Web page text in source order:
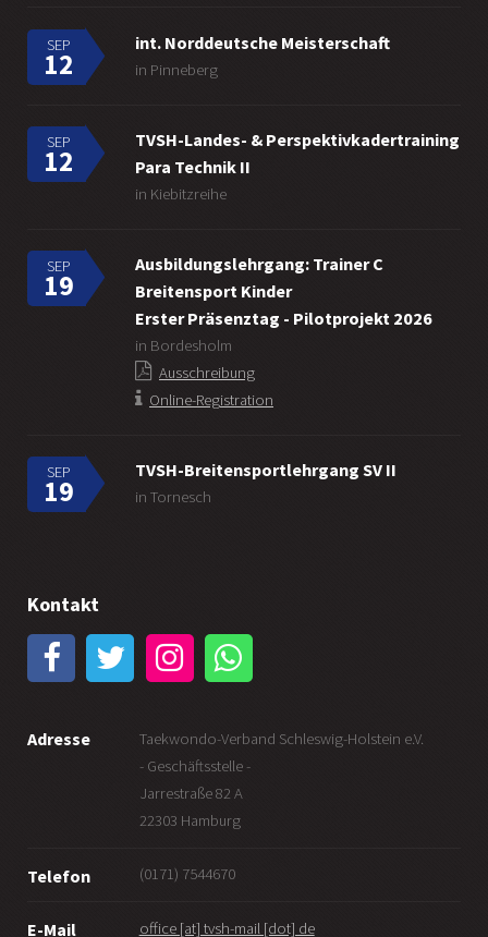
SEP
12
int. Norddeutsche Meisterschaft
in Pinneberg
SEP
12
TVSH-Landes- & Perspektivkadertraining
Para Technik II
in Kiebitzreihe
SEP
19
Ausbildungslehrgang: Trainer C
Breitensport Kinder
Erster Präsenztag - Pilotprojekt 2026
in Bordesholm
Ausschreibung
Online-Registration
SEP
19
TVSH-Breitensportlehrgang SV II
in Tornesch
Kontakt
Adresse
Taekwondo-Verband Schleswig-Holstein e.V.
- Geschäftsstelle -
Jarrestraße 82 A
22303 Hamburg
Telefon (0171) 7544670
E-Mail office [at] tvsh-mail [dot] de